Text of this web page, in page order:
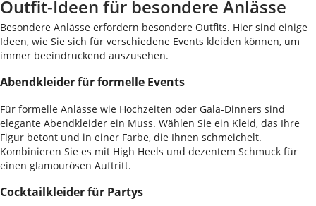
Outfit-Ideen für besondere Anlässe
Besondere Anlässe erfordern besondere Outfits. Hier sind einige
Ideen, wie Sie sich für verschiedene Events kleiden können, um
immer beeindruckend auszusehen.
Abendkleider für formelle Events
Für formelle Anlässe wie Hochzeiten oder Gala-Dinners sind
elegante Abendkleider ein Muss. Wählen Sie ein Kleid, das Ihre
Figur betont und in einer Farbe, die Ihnen schmeichelt.
Kombinieren Sie es mit High Heels und dezentem Schmuck für
einen glamourösen Auftritt.
Cocktailkleider für Partys